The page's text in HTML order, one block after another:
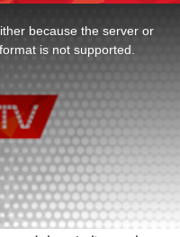
because the server or
is not supported.